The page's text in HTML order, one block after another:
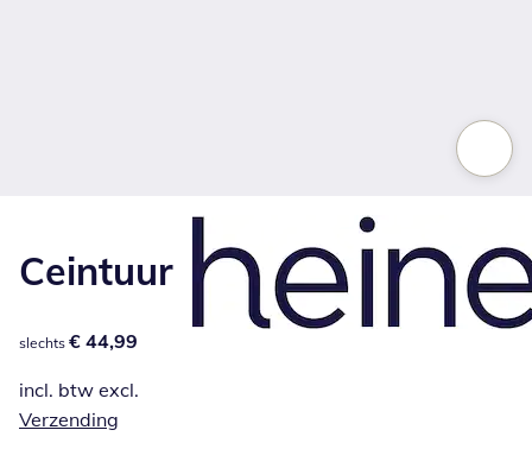
Klik om de afbeelding te vergroten
Ceintuur
€ 44,99
slechts € 44,99
incl. btw excl.
Verzending